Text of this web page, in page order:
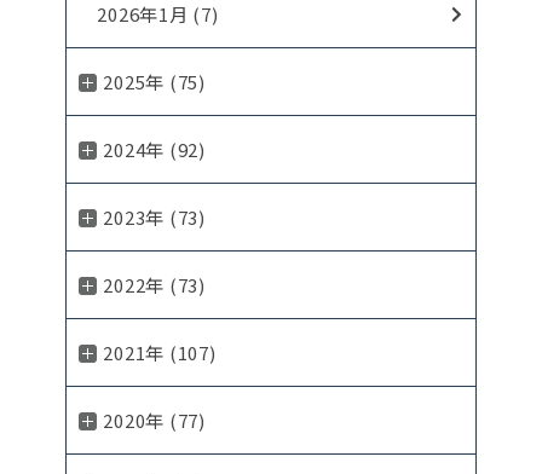
2026年1月 (7)
2025年 (75)
2024年 (92)
2023年 (73)
2022年 (73)
2021年 (107)
2020年 (77)